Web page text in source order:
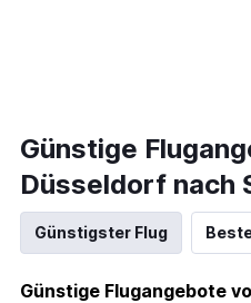
Günstige
Düsseldorf nach
Günstigster Flug
Günstige Flugangebote